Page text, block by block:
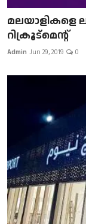
മലയാളികളെ
റിക്രൂട്മെന്റ്
Admin Jun 29, 2019 0